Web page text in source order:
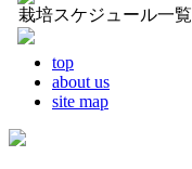
栽培スケジュール一覧
top
about us
site map